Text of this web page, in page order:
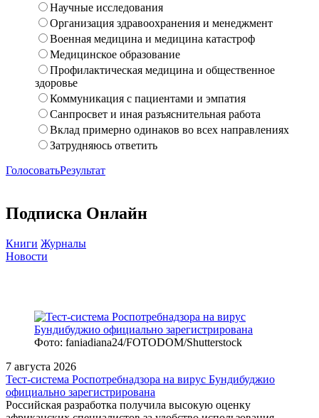
Научные исследования
Организация здравоохранения и менеджмент
Военная медицина и медицина катастроф
Медицинское образование
Профилактическая медицина и общественное
здоровье
Коммуникация с пациентами и эмпатия
Санпросвет и иная разъяснительная работа
Вклад примерно одинаков во всех направлениях
Затрудняюсь ответить
ГолосоватьРезультат
Подписка Онлайн
Книги Журналы
Новости
Фото: faniadiana24/FOTODOM/Shutterstock
7 августа 2026
Тест‑система Роспотребнадзора на вирус Бундибуджио
официально зарегистрирована
Российская разработка получила высокую оценку